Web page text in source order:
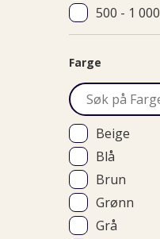
500 - 1 000
Farge
Beige
Blå
Brun
Grønn
Grå